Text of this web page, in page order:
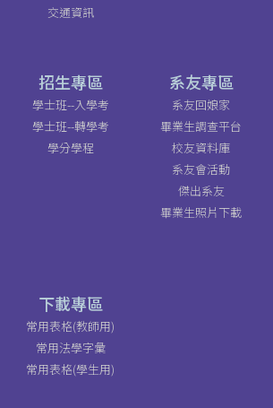
交通資訊
招生專區
學士班--入學考
學士班--轉學考
學分學程
系友專區
系友回娘家
畢業生調查平台
校友資料庫
系友會活動
傑出系友
畢業生照片下載
下載專區
常用表格(教師用)
常用法學字彙
常用表格(學生用)